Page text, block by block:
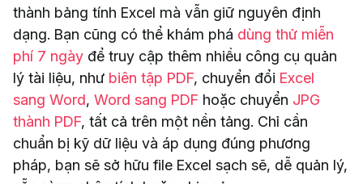
thành bảng tính Excel mà vẫn giữ nguyên định
dạng. Bạn cũng có thể khám phá dùng thử miễn
phí 7 ngày để truy cập thêm nhiều công cụ quản
lý tài liệu, như biên tập PDF, chuyển đổi Excel
sang Word, Word sang PDF hoặc chuyển JPG
thành PDF, tất cả trên một nền tảng. Chỉ cần
chuẩn bị kỹ dữ liệu và áp dụng đúng phương
pháp, bạn sẽ sở hữu file Excel sạch sẽ, dễ quản lý,